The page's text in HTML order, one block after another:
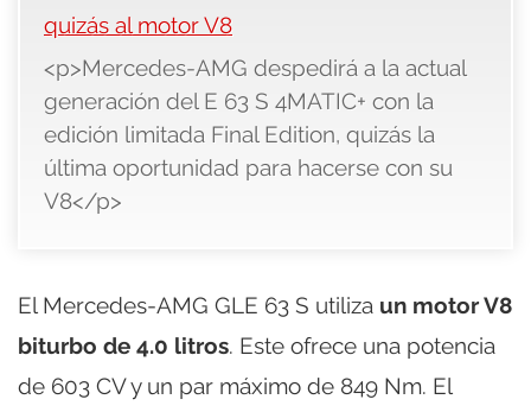
quizás al motor V8
<p>Mercedes-AMG despedirá a la actual
generación del E 63 S 4MATIC+ con la
edición limitada Final Edition, quizás la
última oportunidad para hacerse con su
V8</p>
El Mercedes-AMG GLE 63 S utiliza un motor V8
biturbo de 4.0 litros. Este ofrece una potencia
de 603 CV y un par máximo de 849 Nm. El